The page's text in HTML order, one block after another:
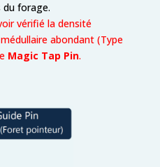
du forage.
vérifié la densité
abondant (Type
Magic Tap Pin.